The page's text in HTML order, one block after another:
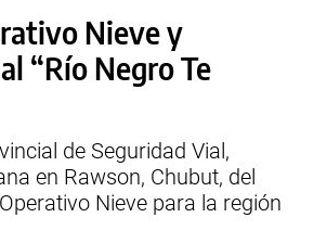
Nieve y
“Río Negro Te
de Seguridad Vial,
en Rawson, Chubut, del
Nieve para la región